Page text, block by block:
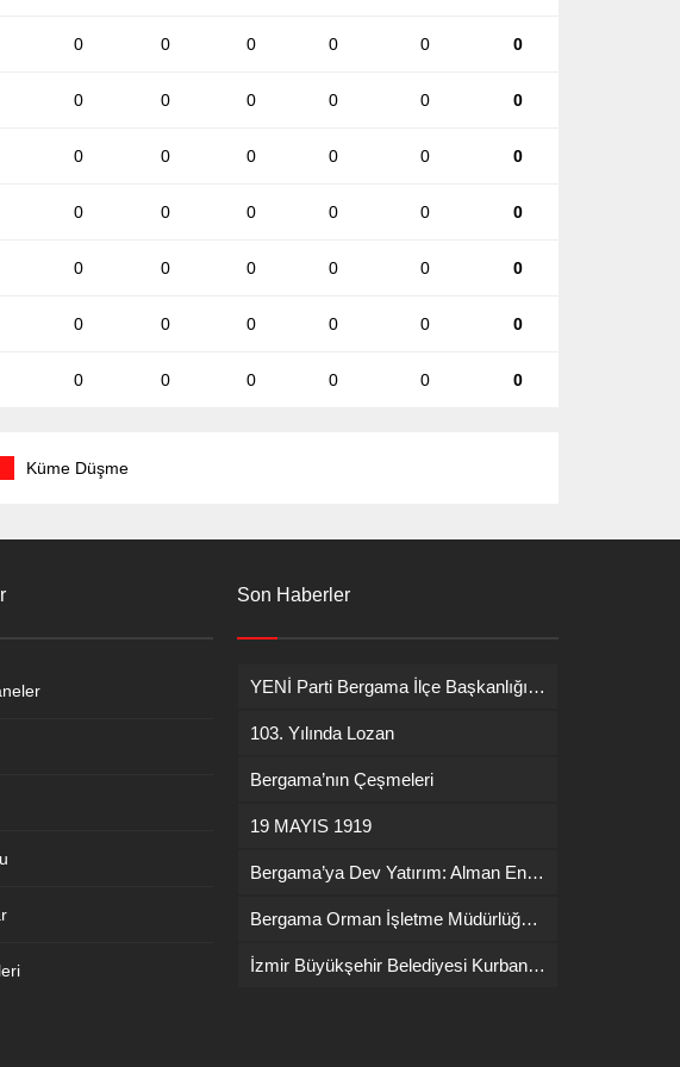
0 0 0 0 0 0
0 0 0 0 0 0
0 0 0 0 0 0
0 0 0 0 0 0
0 0 0 0 0 0
0 0 0 0 0 0
0 0 0 0 0 0
Küme Düşme
Son Haberler
YENİ Parti Bergama İlçe Başkanlığına İsmail Durmaz görevlendirildi
103. Yılında Lozan
Bergama’nın Çeşmeleri
19 MAYIS 1919
Bergama’ya Dev Yatırım: Alman Enerji Devi ENERCON Fabrika Kuruyor!
Bergama Orman İşletme Müdürlüğü’nde Yangın İşbaşı Eğitimi
İzmir Büyükşehir Belediyesi Kurban Bayramı Kesim Ücretlerini Açıkladı